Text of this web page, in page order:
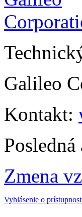
Galileo
Kontakt:
Zmena
Vyhlásenie o